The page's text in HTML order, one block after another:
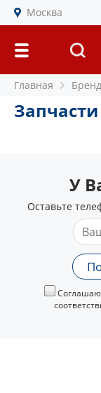
Москва
Главная
Запчасти
У
Оставьте